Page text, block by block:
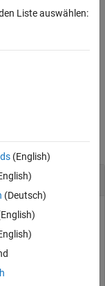
re-reading from
mapredout.mat
Liste auswählen:
(English)
(Deutsch)